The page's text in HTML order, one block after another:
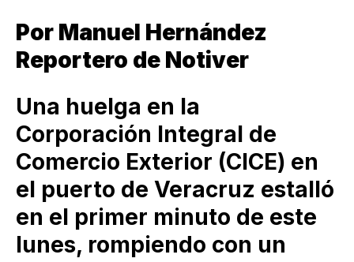
Por Manuel Hernández
Reportero de Notiver
Una huelga en la
Corporación Integral de
Comercio Exterior (CICE) en
el puerto de Veracruz estalló
en el primer minuto de este
lunes, rompiendo con un